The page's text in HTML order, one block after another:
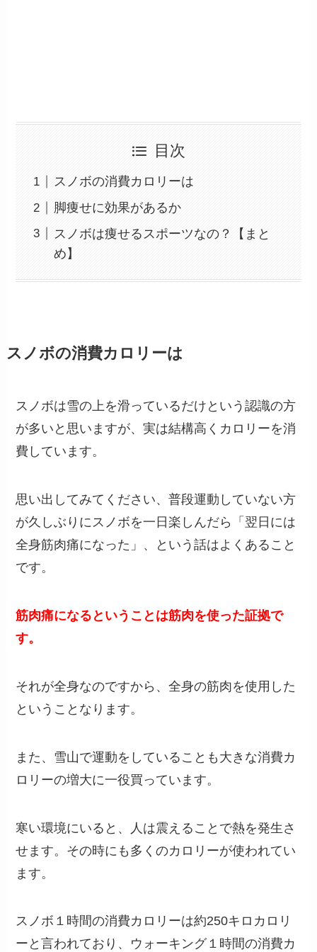
目次
スノボの消費カロリーは
脚痩せに効果があるか
スノボは痩せるスポーツなの？【まと
め】
スノボの消費カロリーは
スノボは雪の上を滑っているだけという認識の方
が多いと思いますが、実は結構高くカロリーを消
費しています。
思い出してみてください、普段運動していない方
が久しぶりにスノボを一日楽しんだら「翌日には
全身筋肉痛になった」、という話はよくあること
です。
筋肉痛になるということは筋肉を使った証拠で
す。
それが全身なのですから、全身の筋肉を使用した
ということなります。
また、雪山で運動をしていることも大きな消費カ
ロリーの増大に一役買っています。
寒い環境にいると、人は震えることで熱を発生さ
せます。その時にも多くのカロリーが使われてい
ます。
スノボ１時間の消費カロリーは約250キロカロリ
ーと言われており、ウォーキング１時間の消費カ